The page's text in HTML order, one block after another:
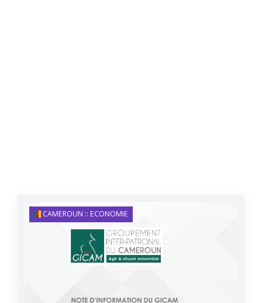
CAMEROUN :: ECONOMIE